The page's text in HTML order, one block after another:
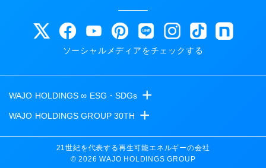
ソーシャルメディアをチェックする
WAJO HOLDINGS ∞ ESG・SDGs +
- 高圧太陽光発電所の販売
- 高圧太陽光発電所の買取
WAJO HOLDINGS GROUP 30TH +
太陽光投資サイト
- 収益性が高い系統用蓄電池
21世紀を代表する再生可能エネルギーの会社
© 2026 WAJO HOLDINGS GROUP